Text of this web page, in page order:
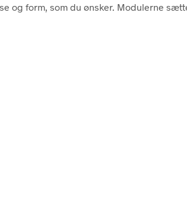
og form, som du ønsker. Modulerne